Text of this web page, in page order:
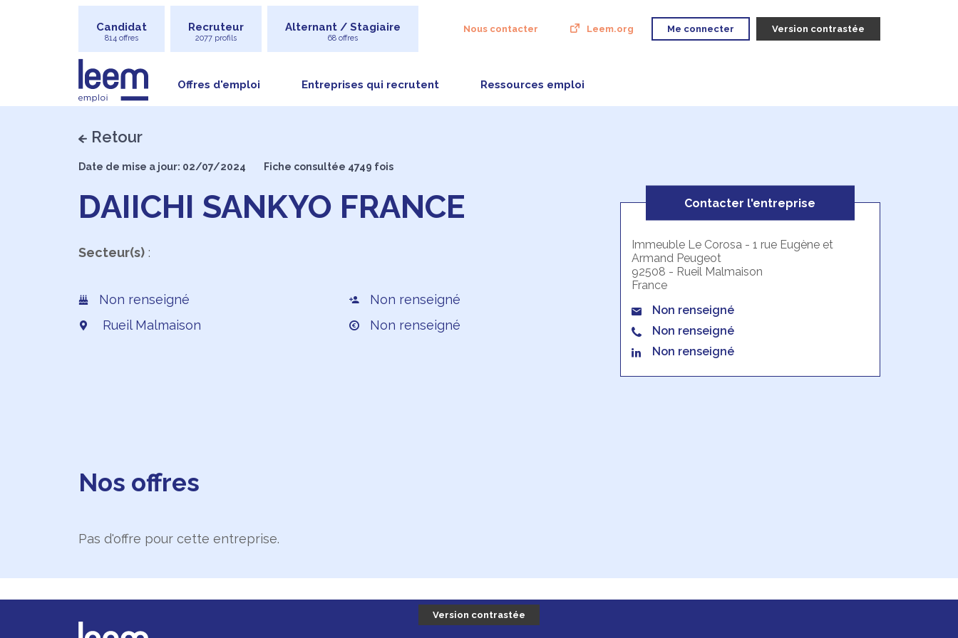
Candidat
814 offres
Recruteur
2077 profils
Alternant / Stagiaire
68 offres
Nous contacter Leem.org Me connecter Version contrastée
Offres d'emploi Entreprises qui recrutent Ressources emploi
Retour
Date de mise a jour: 02/07/2024 Fiche consultée 4749 fois
DAIICHI SANKYO FRANCE
Secteur(s):
Non renseigné
Rueil Malmaison
Non renseigné
Non renseigné
Contacter l'entreprise
Immeuble Le Corosa - 1 rue Eugène et
Armand Peugeot
92508 - Rueil Malmaison
France
Non renseigné
Non renseigné
Non renseigné
Nos offres
Pas d'offre pour cette entreprise.
Version contrastée